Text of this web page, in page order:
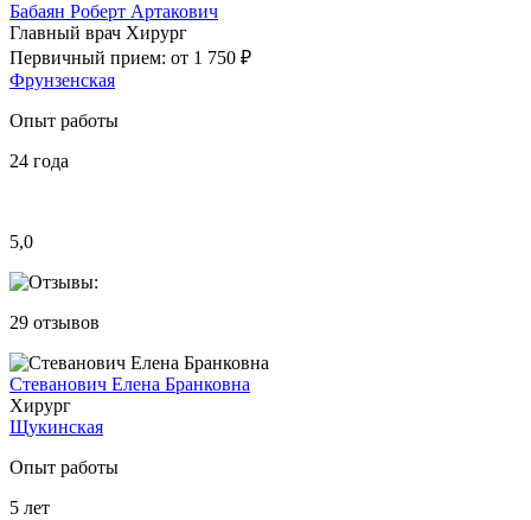
Бабаян Роберт Артакович
Главный врач Хирург
Первичный прием: от 1 750 ₽
Фрунзенская
Опыт работы
24 года
5,0
29 отзывов
Стеванович Елена Бранковна
Хирург
Щукинская
Опыт работы
5 лет